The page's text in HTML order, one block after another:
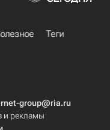
Теги
group@ria.ru
и рекламы